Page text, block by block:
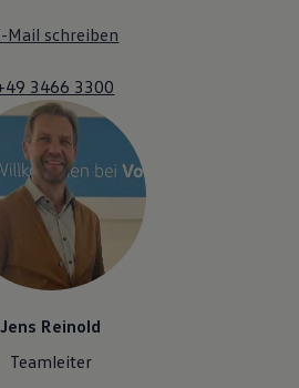
Mail schreiben
3466 3300
Jens Reinold
Teamleiter